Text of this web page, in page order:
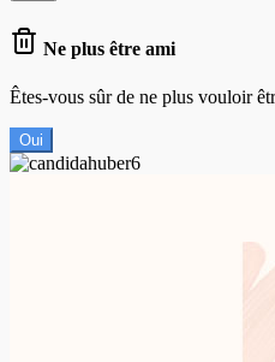
Ne plus être ami
Êtes-vous sûr de ne plus vouloir
Oui